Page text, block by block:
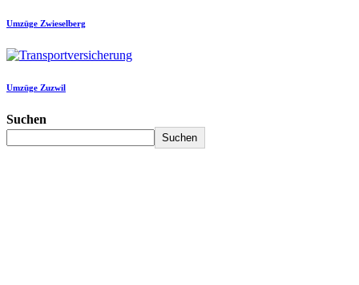
Umzüge Zwieselberg
Umzüge Zuzwil
Suchen
Suchen